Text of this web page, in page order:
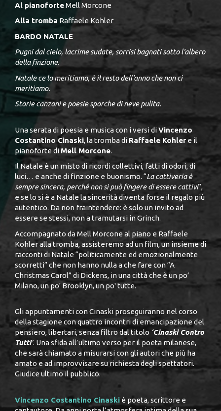
Al pianoforteMell Morcone
Alla tromba Raffaele Kohler
BARDO NATALE
Pugni dal cielo, lacrime sudate, sorrisi bagnati sotto l'albero
della finzione.
Natale ce lo meritiamo, è il resto dell'anno che non ci
meritiamo.
Storie canzoni e poesie sporche di neve pulita.
Una serata di poesia e musica con i versi diVincenzo
Costantino Cinaski, la tromba di Raffaele Kohler e il
pianoforte diMell Morcone.
Il Natale è un misto di ricordi collettivi, fatti di odori, di
luci… e anche di finzione e buonismo. “La cattiveria è
sempre sincera, perché non si può fingere di essere cattivi”,
e se lo si è a Natale la sincerità diventa forse il regalo più
autentico. Da non fraintendere: è solo un invito ad
essere se stessi, non a tramutarsi in Grinch.
Accompagnato da Mell Morcone al piano e Raffaele
Kohler alla tromba, assisteremo ad un film, un insieme di
racconti di Natale “politicamente ed emozionalmente
scorretti” che non hanno nulla a che fare con “A
Christmas Carol” di Dickens, in una città che è un po’
Milano, un po' Brooklyn, un po' tutte.
Gli appuntamenti con Cinaski proseguiranno nel corso
della stagione con quattro incontri di emancipazione del
pensiero, libertari, senza filtro dal titolo ‘Cinaski Contro
Tutti’. Una sfida all’ultimo verso per il poeta milanese,
che sarà chiamato a misurarsi con gli autori che più ha
amato e ad improvvisare su richiesta degli spettatori.
Giudice ultimo il pubblico.
Vincenzo Costantino Cinaski è poeta, scrittore e